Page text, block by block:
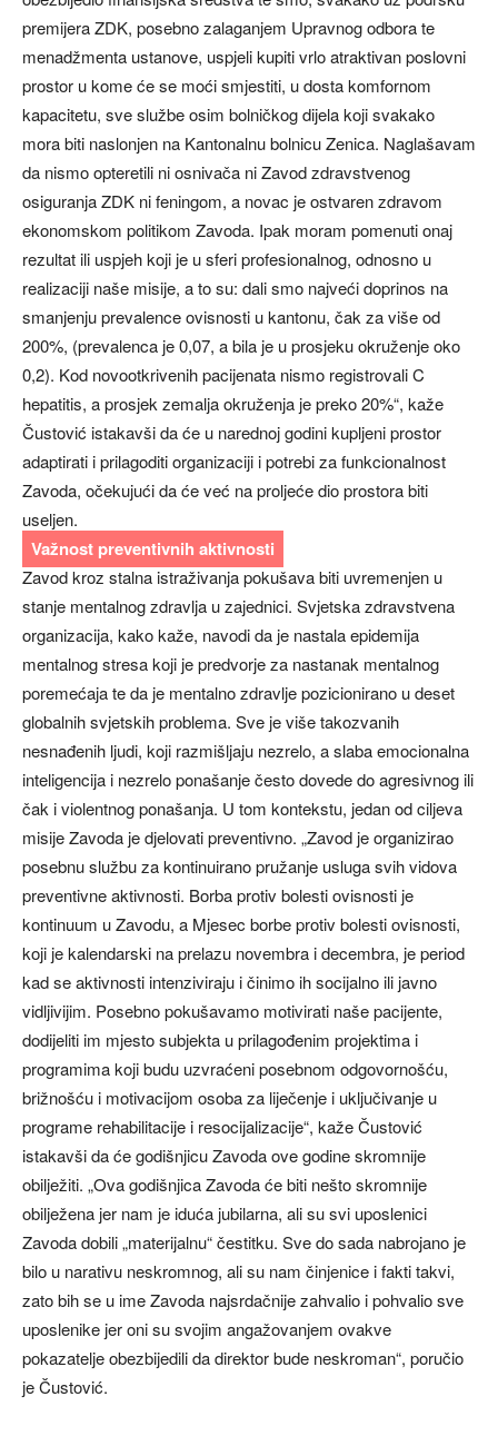
premijera ZDK, posebno zalaganjem Upravnog odbora te
menadžmenta ustanove, uspjeli kupiti vrlo atraktivan poslovni
prostor u kome će se moći smjestiti, u dosta komfornom
kapacitetu, sve službe osim bolničkog dijela koji svakako
mora biti naslonjen na Kantonalnu bolnicu Zenica. Naglašavam
da nismo opteretili ni osnivača ni Zavod zdravstvenog
osiguranja ZDK ni feningom, a novac je ostvaren zdravom
ekonomskom politikom Zavoda. Ipak moram pomenuti onaj
rezultat ili uspjeh koji je u sferi profesionalnog, odnosno u
realizaciji naše misije, a to su: dali smo najveći doprinos na
smanjenju prevalence ovisnosti u kantonu, čak za više od
200%, (prevalenca je 0,07, a bila je u prosjeku okruženje oko
0,2). Kod novootkrivenih pacijenata nismo registrovali C
hepatitis, a prosjek zemalja okruženja je preko 20%“, kaže
Čustović istakavši da će u narednoj godini kupljeni prostor
adaptirati i prilagoditi organizaciji i potrebi za funkcionalnost
Zavoda, očekujući da će već na proljeće dio prostora biti
useljen.
Važnost preventivnih aktivnosti
Zavod kroz stalna istraživanja pokušava biti uvremenjen u
stanje mentalnog zdravlja u zajednici. Svjetska zdravstvena
organizacija, kako kaže, navodi da je nastala epidemija
mentalnog stresa koji je predvorje za nastanak mentalnog
poremećaja te da je mentalno zdravlje pozicionirano u deset
globalnih svjetskih problema. Sve je više takozvanih
nesnađenih ljudi, koji razmišljaju nezrelo, a slaba emocionalna
inteligencija i nezrelo ponašanje često dovede do agresivnog ili
čak i violentnog ponašanja. U tom kontekstu, jedan od ciljeva
misije Zavoda je djelovati preventivno. „Zavod je organizirao
posebnu službu za kontinuirano pružanje usluga svih vidova
preventivne aktivnosti. Borba protiv bolesti ovisnosti je
kontinuum u Zavodu, a Mjesec borbe protiv bolesti ovisnosti,
koji je kalendarski na prelazu novembra i decembra, je period
kad se aktivnosti intenziviraju i činimo ih socijalno ili javno
vidljivijim. Posebno pokušavamo motivirati naše pacijente,
dodijeliti im mjesto subjekta u prilagođenim projektima i
programima koji budu uzvraćeni posebnom odgovornošću,
brižnošću i motivacijom osoba za liječenje i uključivanje u
programe rehabilitacije i resocijalizacije“, kaže Čustović
istakavši da će godišnjicu Zavoda ove godine skromnije
obilježiti. „Ova godišnjica Zavoda će biti nešto skromnije
obilježena jer nam je iduća jubilarna, ali su svi uposlenici
Zavoda dobili „materijalnu“ čestitku. Sve do sada nabrojano je
bilo u narativu neskromnog, ali su nam činjenice i fakti takvi,
zato bih se u ime Zavoda najsrdačnije zahvalio i pohvalio sve
uposlenike jer oni su svojim angažovanjem ovakve
pokazatelje obezbijedili da direktor bude neskroman“, poručio
je Čustović.